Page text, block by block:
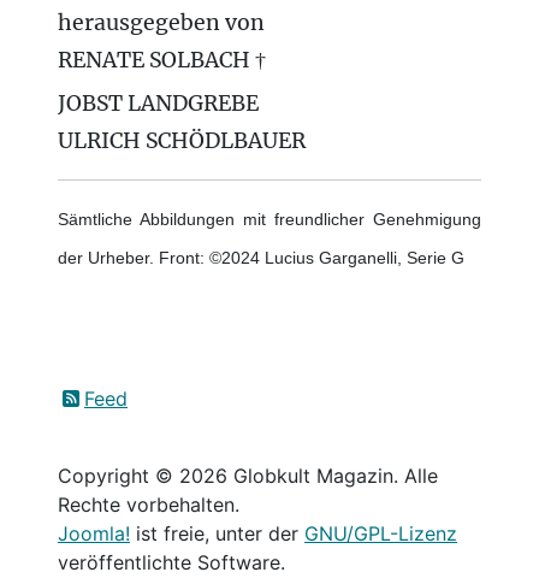
herausgegeben von
RENATE SOLBACH †
JOBST LANDGREBE
ULRICH SCHÖDLBAUER
Sämtliche Abbildungen mit freundlicher Genehmigung
der Urheber. Front: ©2024 Lucius Garganelli, Serie G
Feed
Copyright © 2026 Globkult Magazin. Alle
Rechte vorbehalten.
Joomla! ist freie, unter der GNU/GPL-Lizenz
veröffentlichte Software.